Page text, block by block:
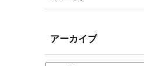
アーカイブ